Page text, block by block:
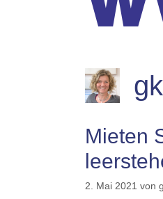
gk
Mieten
2. Mai 2021 von